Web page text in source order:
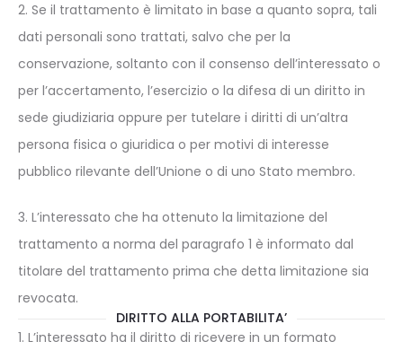
2. Se il trattamento è limitato in base a quanto sopra, tali
dati personali sono trattati, salvo che per la
conservazione, soltanto con il consenso dell’interessato o
per l’accertamento, l’esercizio o la difesa di un diritto in
sede giudiziaria oppure per tutelare i diritti di un’altra
persona fisica o giuridica o per motivi di interesse
pubblico rilevante dell’Unione o di uno Stato membro.
3. L’interessato che ha ottenuto la limitazione del
trattamento a norma del paragrafo 1 è informato dal
titolare del trattamento prima che detta limitazione sia
revocata.
DIRITTO ALLA PORTABILITA’
1. L’interessato ha il diritto di ricevere in un formato